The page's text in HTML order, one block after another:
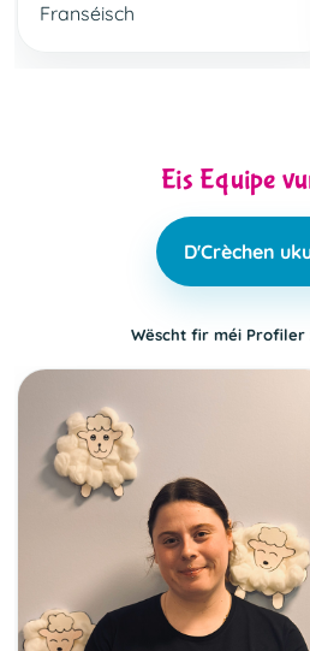
Franséisch
Eis Equipe
D'Crèchen
Wëscht fir méi Profiler